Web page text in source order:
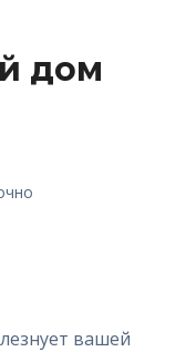
дом
вашей